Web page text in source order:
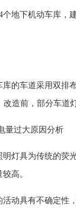
地下机动车库，
库的车道采用双排
改造前，部分车道
量过大原因分析
明灯具为传统的荧
高。
活动具有不确定性